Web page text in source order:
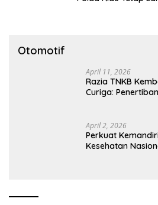
Otomotif
April 11, 2026
Razia TNKB
Curiga:
April 2, 2026
Perkuat
Kesehatan